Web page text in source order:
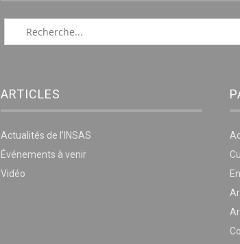
ARTICLES
Actualités de l’INSAS
Événements à venir
Vidéo